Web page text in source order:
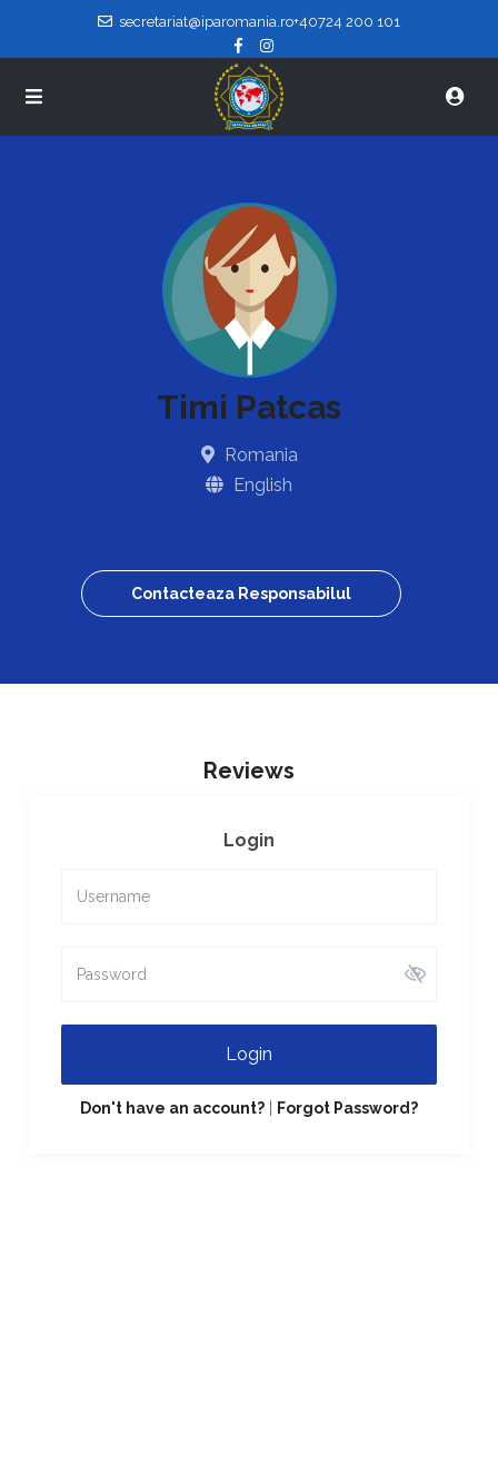
secretariat@iparomania.ro+40724 200 101
Timi Patcas
Romania
English
Contacteaza Responsabilul
Reviews
Login
Login
Don't have an account? Forgot Password?